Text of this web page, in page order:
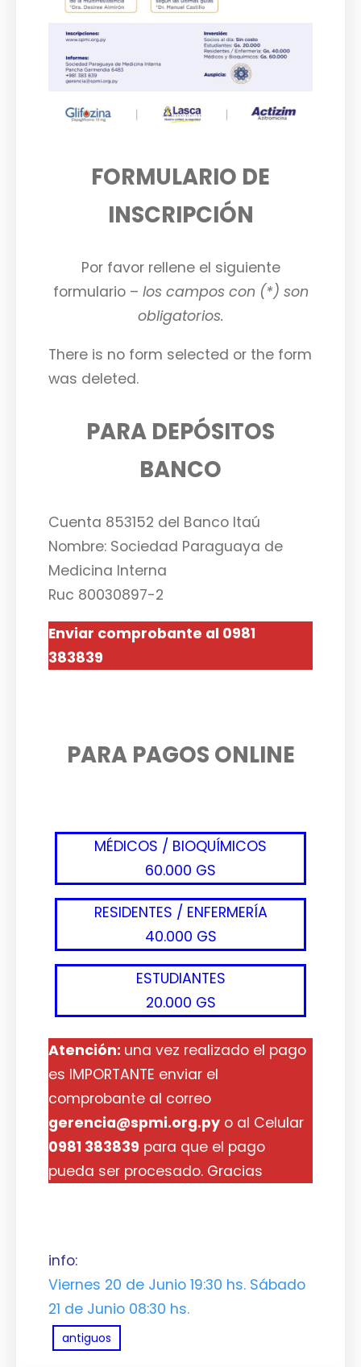
FORMULARIO DE
INSCRIPCIÓN
Por favor rellene el siguiente
formulario – los campos con (*) son
obligatorios.
There is no form selected or the form
was deleted.
PARA DEPÓSITOS
BANCO
Cuenta 853152 del Banco Itaú
Nombre: Sociedad Paraguaya de
Medicina Interna
Ruc 80030897-2
Enviar comprobante al 0981
383839
PARA PAGOS ONLINE
MÉDICOS / BIOQUÍMICOS
60.000 GS
RESIDENTES / ENFERMERÍA
40.000 GS
ESTUDIANTES
20.000 GS
Atención: una vez realizado el pago
es IMPORTANTE enviar el
comprobante al correo
gerencia@spmi.org.py o al Celular
0981 383839 para que el pago
pueda ser procesado. Gracias
info:
Viernes 20 de Junio 19:30 hs. Sábado
21 de Junio 08:30 hs.
antiguos